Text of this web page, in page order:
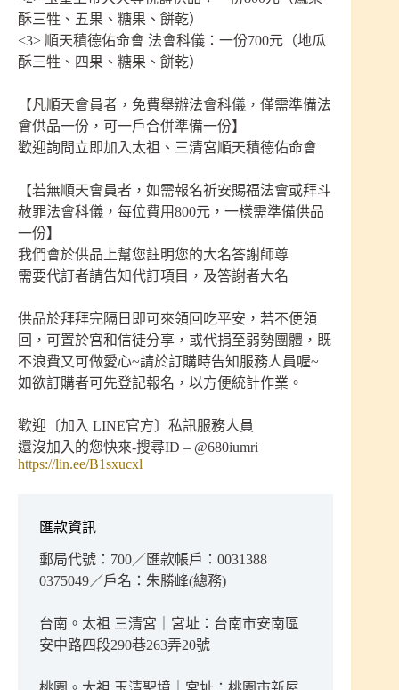
酥三牲、五果、糖果、餅乾）
<3> 順天積德佑命會 法會科儀：一份700元（地瓜
酥三牲、四果、糖果、餅乾）
【凡順天會員者，免費舉辦法會科儀，僅需準備法
會供品一份，可一戶合併準備一份】
歡迎詢問立即加入太祖、三清宮順天積德佑命會
【若無順天會員者，如需報名祈安賜福法會或拜斗
赦罪法會科儀，每位費用800元，一樣需準備供品
一份】
我們會於供品上幫您註明您的大名答謝師尊
需要代訂者請告知代訂項目，及答謝者大名
供品於拜拜完隔日即可來領回吃平安，若不便領
回，可置於宮和信徒分享，或代捐至弱勢團體，既
不浪費又可做愛心~請於訂購時告知服務人員喔~
如欲訂購者可先登記報名，以方便統計作業。
歡迎〔加入 LINE官方〕私訊服務人員
還沒加入的您快來-搜尋ID – @680iumri
https://lin.ee/B1sxucxl
匯款資訊
郵局代號：700／匯款帳戶：0031388
0375049／戶名：朱勝峰(總務)
台南。太祖 三清宮｜宮址：台南市安南區
安中路四段290巷263弄20號